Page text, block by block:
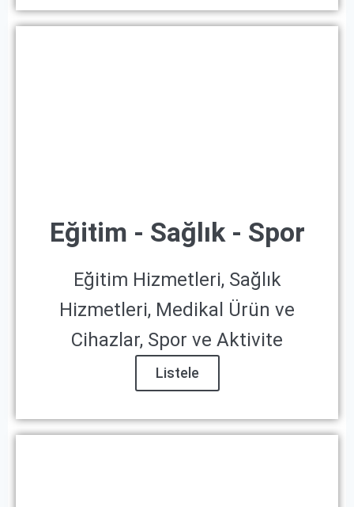
Eğitim - Sağlık - Spor
Eğitim Hizmetleri, Sağlık
Hizmetleri, Medikal Ürün ve
Cihazlar, Spor ve Aktivite
Listele